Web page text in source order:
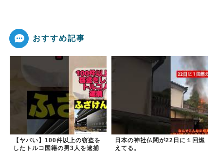
おすすめ記事
【ヤバい】100件以上の窃盗を
したトルコ国籍の男3人を逮捕
日本の神社仏閣が22日に１回燃
えてる。